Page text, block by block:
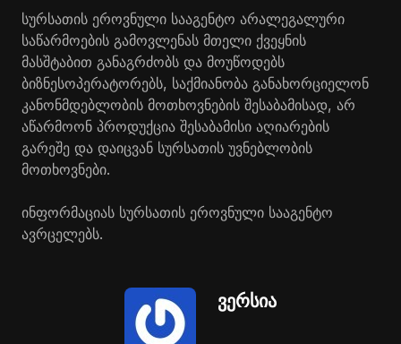
სურსათის ეროვნული სააგენტო არალეგალური
საწარმოების გამოვლენას მთელი ქვეყნის
მასშტაბით განაგრძობს და მოუწოდებს
ბიზნესოპერატორებს, საქმიანობა განახორციელონ
კანონმდებლობის მოთხოვნების შესაბამისად, არ
აწარმოონ პროდუქცია შესაბამისი აღიარების
გარეშე და დაიცვან სურსათის უვნებლობის
მოთხოვნები.
ინფორმაციას სურსათის ეროვნული სააგენტო
ავრცელებს.
ვერსია